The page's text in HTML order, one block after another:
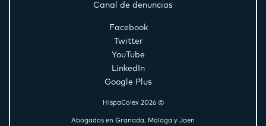
Canal de denuncias
Facebook
Twitter
YouTube
LinkedIn
Google Plus
HispaColex 2026 ©
Abogados en Granada, Málaga y Jaén